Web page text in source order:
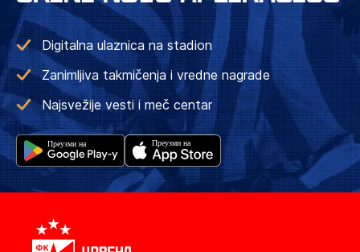
Digitalna ulaznica na stadion
Zanimljiva takmičenja i vredne nagrade
Najsvežije vesti i meč centar